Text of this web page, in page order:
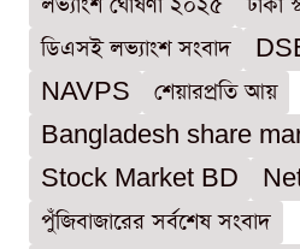
ডিএসই লভ্যাংশ সংবাদ
NAVPS
শেয়ারপ্রতি আয়
Bangladesh share
Stock Market BD
পুঁজিবাজারের সর্বশেষ সংবাদ